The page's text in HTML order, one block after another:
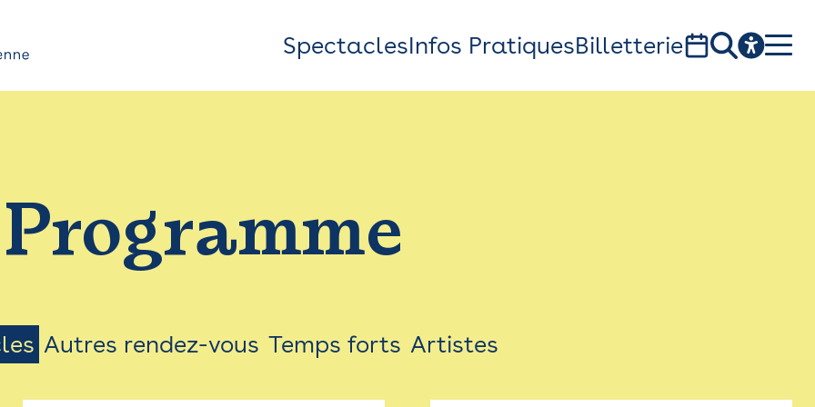
Top
Bar
Menu
SpectaclesInfos PratiquesBilletterie
1, av. du Chateau d'eau - 31300 Toulouse
Programme
Autres rendez-vous Temps forts Artistes